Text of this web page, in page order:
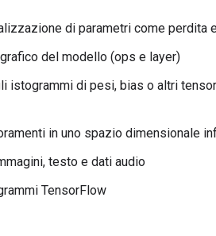
di parametri come perdita
del modello (ops e layer)
istogrammi di pesi, bias o altri
in uno spazio dimensionale
testo e dati audio
TensorFlow